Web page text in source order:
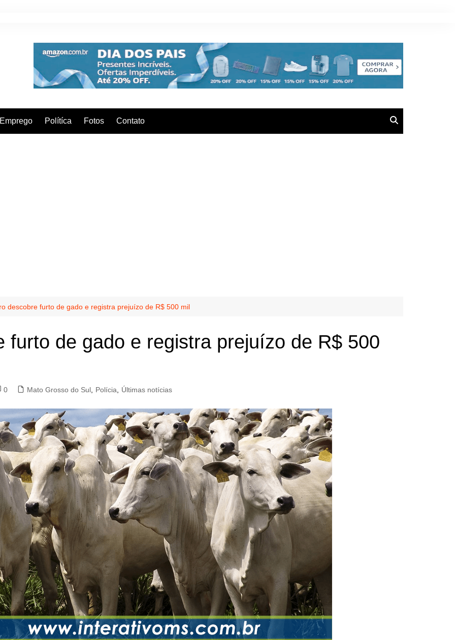
Emprego Polítíca Fotos Contato
descobre furto de gado e registra prejuízo de R$ 500 mil
furto de gado e registra prejuízo de R$ 500
0 Mato Grosso do Sul Polícia Últimas notícias